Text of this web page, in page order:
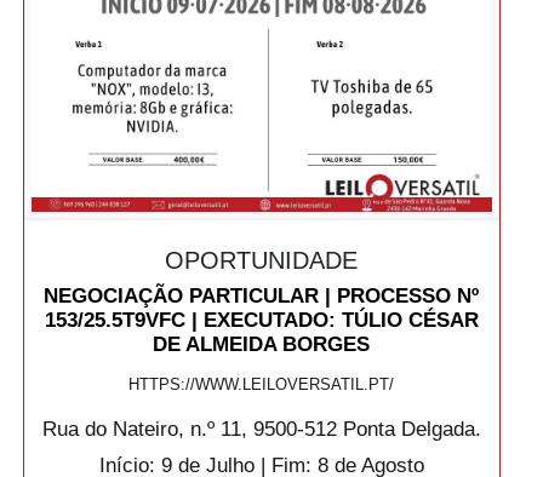
OPORTUNIDADE
NEGOCIAÇÃO PARTICULAR | PROCESSO Nº
153/25.5T9VFC | EXECUTADO: TÚLIO CÉSAR
DE ALMEIDA BORGES
HTTPS://WWW.LEILOVERSATIL.PT/
Rua do Nateiro, n.º 11, 9500-512 Ponta Delgada.
Início: 9 de Julho | Fim: 8 de Agosto